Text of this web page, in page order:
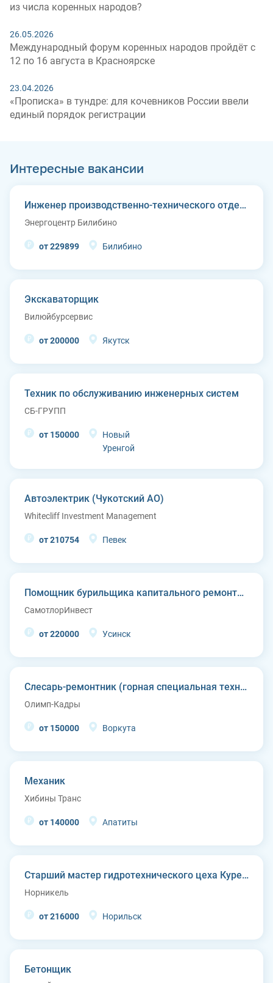
из числа коренных народов?
26.05.2026
Международный форум коренных народов пройдёт с
12 по 16 августа в Красноярске
23.04.2026
«Прописка» в тундре: для кочевников России ввели
единый порядок регистрации
Интересные вакансии
Инженер производственно-технического отдела
Энергоцентр Билибино
от 229899 Билибино
Экскаваторщик
Вилюйбурсервис
от 200000 Якутск
Техник по обслуживанию инженерных систем
СБ-ГРУПП
от 150000
Новый
Уренгой
Автоэлектрик (Чукотский АО)
Whitecliff Investment Management
от 210754 Певек
Помощник бурильщика капитального ремонта скважин (КРС)
СамотлорИнвест
от 220000 Усинск
Слесарь-ремонтник (горная специальная техника)
Олимп-Кадры
от 150000 Воркута
Механик
Хибины Транс
от 140000 Апатиты
Старший мастер гидротехнического цеха Курейской ГЭС (п. Светлогорск)
Норникель
от 216000 Норильск
Бетонщик